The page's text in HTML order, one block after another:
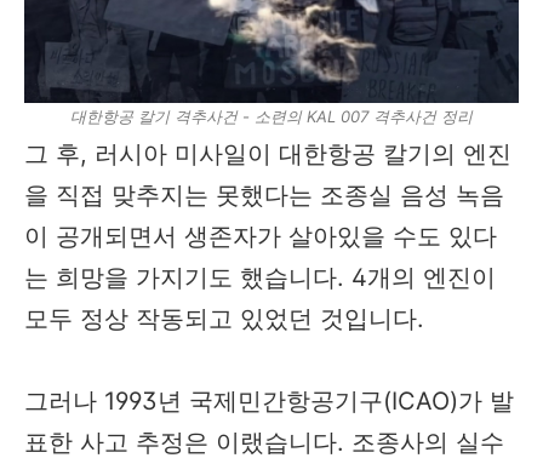
대한항공 칼기 격추사건 - 소련의 KAL 007 격추사건 정리
그 후, 러시아 미사일이 대한항공 칼기의 엔진
을 직접 맞추지는 못했다는 조종실 음성 녹음
이 공개되면서 생존자가 살아있을 수도 있다
는 희망을 가지기도 했습니다. 4개의 엔진이
모두 정상 작동되고 있었던 것입니다.
그러나 1993년 국제민간항공기구(ICAO)가 발
표한 사고 추정은 이랬습니다. 조종사의 실수